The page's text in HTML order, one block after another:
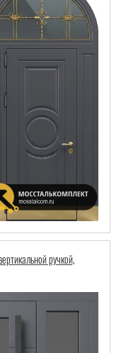
ручкой,